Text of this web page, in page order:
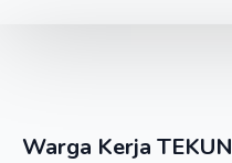
Warga Kerja TEKUN